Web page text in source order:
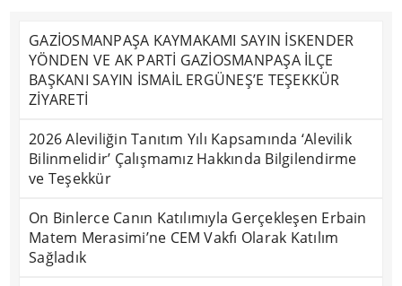
GAZİOSMANPAŞA KAYMAKAMI SAYIN İSKENDER
YÖNDEN VE AK PARTİ GAZİOSMANPAŞA İLÇE
BAŞKANI SAYIN İSMAİL ERGÜNEŞ’E TEŞEKKÜR
ZİYARETİ
2026 Aleviliğin Tanıtım Yılı Kapsamında ‘Alevilik
Bilinmelidir’ Çalışmamız Hakkında Bilgilendirme
ve Teşekkür
On Binlerce Canın Katılımıyla Gerçekleşen Erbain
Matem Merasimi’ne CEM Vakfı Olarak Katılım
Sağladık